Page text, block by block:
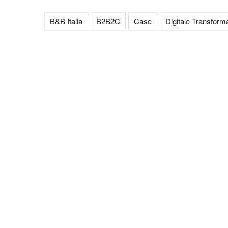
B&B Italia B2B2C Case Digitale